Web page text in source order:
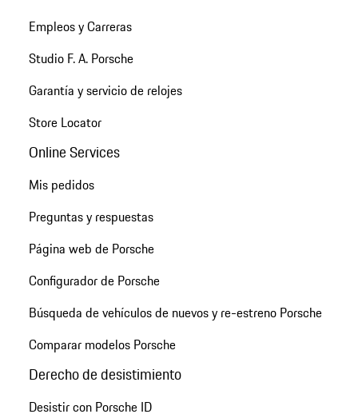
Empleos y Carreras
Studio F. A. Porsche
Garantía y servicio de relojes
Store Locator
Online Services
Mis pedidos
Preguntas y respuestas
Página web de Porsche
Configurador de Porsche
Búsqueda de vehículos de nuevos y re-estreno Porsche
Comparar modelos Porsche
Derecho de desistimiento
Desistir con Porsche ID